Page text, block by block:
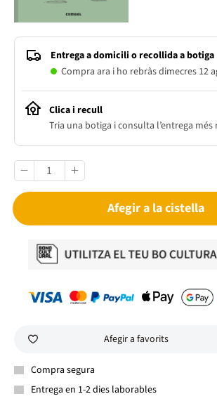
Entrega a domicili o recollida a botiga
Compra ara i ho rebràs dimecres 12
Clica i recull
Tria una botiga i consulta l’entrega més
Afegir a la cistella
Afegir a favorits
Compra segura
Entrega en 1-2 dies laborables